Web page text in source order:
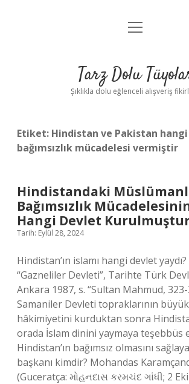
Anasayfa
Yasal Uyarı
menüyü
Tarz Dolu
Şıklıkla dolu eğlenceli alışveriş
Etiket: Hindistan ve Pakistan hangi
bağımsızlık mücadelesi vermiştir
Hindistandaki
Bağımsızlık
Hangi Devlet
Tarih: Eylül 28, 2024
Hindistan’ın islamı hangi devlet
“Gazneliler Devleti”, Tarihte Türk
Ankara 1987, s. “Sultan Mahmud, 323-
Samaniler Devleti topraklarının büyük
hâkimiyetini kurduktan sonra
orada İslam dinini yaymaya teşebbüs
Hindistan’ın bağımsız olmasını
başkanı kimdir? Mohandas
(Guceratça: મોહનદાસ કરમચંદ ગાંધી; 2